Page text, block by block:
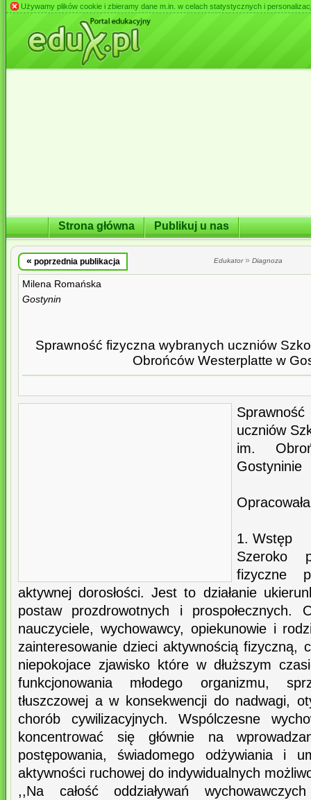
Używamy plików cookie i zbieramy dane m.in. w celach statystycznych i
Strona główna Publikuj u nas
« poprzednia publikacja Edukator» Diagnoza
Milena Romańska
Gostynin
Sprawność fizyczna wybranych uczniów
Obrońców Westerplatte w
uczniów
im.
Gostyninie
1. Wstęp
Szeroko
fizyczne
aktywnej dorosłości. Jest to działanie
postaw prozdrowotnych i prospołecznych.
nauczyciele, wychowawcy, opiekunowie i
zainteresowanie dzieci aktywnością fizyczną,
niepokojace zjawisko które w dłuższym
funkcjonowania młodego organizmu,
tłuszczowej a w konsekwencji do nadwagi,
chorób cywilizacyjnych. Wspólczesne
koncentrować się głównie na
postępowania, świadomego odżywiania i
aktywności ruchowej do indywidualnych
,,Na całość oddziaływań